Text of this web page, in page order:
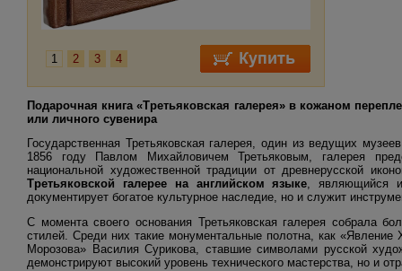
1 2 3 4
Подарочная книга «Третьяковская галерея» в кожаном
или личного сувенира
Государственная Третьяковская галерея, один из ведущих
1856 году Павлом Михайловичем Третьяковым, галерея
национальной художественной традиции от древнерусской
Третьяковской галерее на английском языке, являющийся
документирует богатое культурное наследие, но и служит
С момента своего основания Третьяковская галерея собрала
стилей. Среди них такие монументальные полотна, как
Морозова» Василия Сурикова, ставшие символами русской
демонстрируют высокий уровень технического мастерства, но и